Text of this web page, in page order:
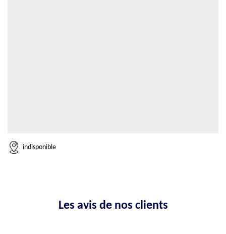
indisponible
Les avis de nos clients